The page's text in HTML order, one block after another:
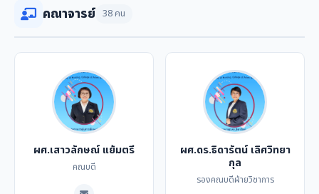
คณาจารย์ 38 คน
ผศ.เสาวลักษณ์ แย้มตรี
คณบดี
ผศ.ดร.ธิดารัตน์ เลิศวิทยา
กุล
รองคณบดีฝ่ายวิชาการ